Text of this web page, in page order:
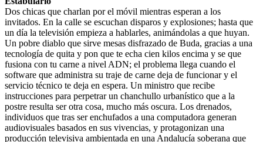
Dos chicas que charlan por el móvil mientras esperan a los
invitados. En la calle se escuchan disparos y explosiones; hasta que
un día la televisión empieza a hablarles, animándolas a que huyan.
Un pobre diablo que sirve mesas disfrazado de Buda, gracias a una
tecnología de quita y pon que te echa cien kilos encima y se que
fusiona con tu carne a nivel ADN; el problema llega cuando el
software que administra su traje de carne deja de funcionar y el
servicio técnico te deja en espera. Un ministro que recibe
instrucciones para perpetrar un chanchullo urbanístico que a la
postre resulta ser otra cosa, mucho más oscura. Los drenados,
individuos que tras ser enchufados a una computadora generan
audiovisuales basados en sus vivencias, y protagonizan una
producción televisiva ambientada en una Andalucía soberana que